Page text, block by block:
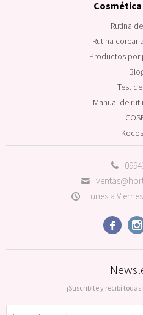
Lunes a
 
Rutina
Rutina
Productos por
Test
Manual de
¡Suscribite y recibí